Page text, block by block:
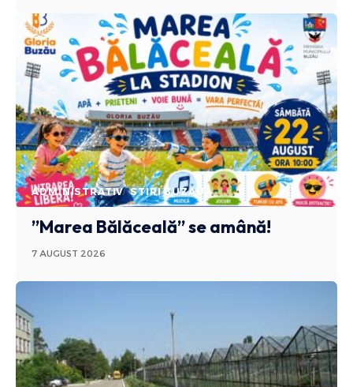
ADMINISTRATIV STIRI BUZAU
”Marea Bălăceală” se amână!
7 AUGUST 2026